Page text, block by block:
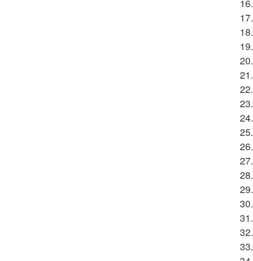
16.
17.
18.
19.
20.
21.
22.
23.
24.
25.
26.
27.
28.
29.
30.
31.
32.
33.